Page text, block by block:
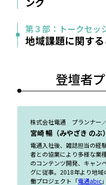
第３部：トークセッ
地域課題に関す
登壇者
株式会社電通 プランナー
宮崎 暢（みやざき のぶ）
電通入社後、雑誌担当の経
者との協業により多様な業
のコンテンツ開発、キャン
グに従事。2018年より地
働プロジェクト「電通abic